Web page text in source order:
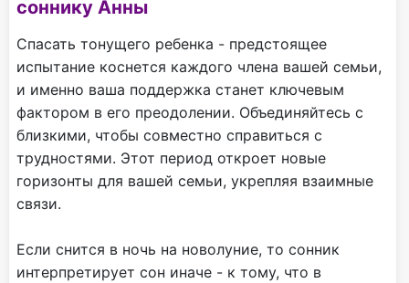
соннику Анны
Спасать тонущего ребенка - предстоящее
испытание коснется каждого члена вашей семьи,
и именно ваша поддержка станет ключевым
фактором в его преодолении. Объединяйтесь с
близкими, чтобы совместно справиться с
трудностями. Этот период откроет новые
горизонты для вашей семьи, укрепляя взаимные
связи.
Если снится в ночь на новолуние, то сонник
интерпретирует сон иначе - к тому, что в